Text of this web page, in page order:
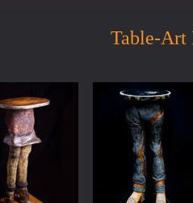
Table-Art